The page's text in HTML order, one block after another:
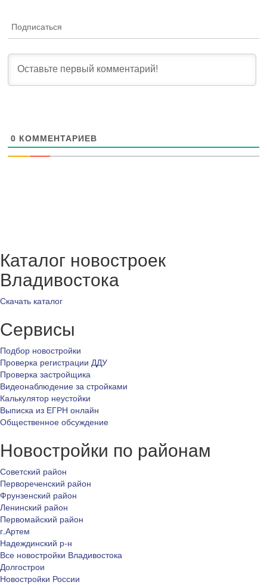
Подписаться
0 КОММЕНТАРИЕВ
Каталог новостроек
Владивостока
Скачать каталог
Сервисы
Подбор новостройки
Проверка регистрации ДДУ
Проверка застройщика
Видеонаблюдение за стройками
Калькулятор неустойки
Выписка из ЕГРН онлайн
Общественное обсуждение
Новостройки по районам
Советский район
Первореченский район
Фрунзенский район
Ленинский район
Первомайский район
г.Артем
Надеждинский р-н
Все новостройки Владивостока
Долгострои
Новостройки России